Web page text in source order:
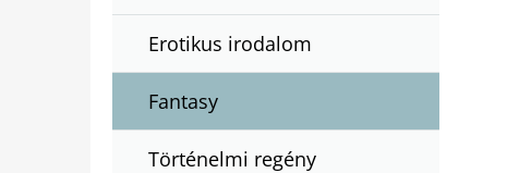
Erotikus irodalom
Fantasy
Történelmi regény